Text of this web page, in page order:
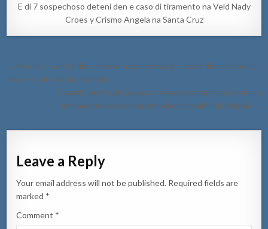
E di 7 sospechoso deteni den e caso di tiramento na Veld Nady
Croes y Crismo Angela na Santa Cruz
Post
navigation
← Abuela cu nieta riba scooter a bay desvia pa cacho riba caminda y
cay y resulta herida na Nuñe
Departamento di Aduana a tene ceremonia pa honra su
empleadonan cu nan promocion y cambio di insignia →
Leave a Reply
Your email address will not be published. Required fields are
marked *
Comment *